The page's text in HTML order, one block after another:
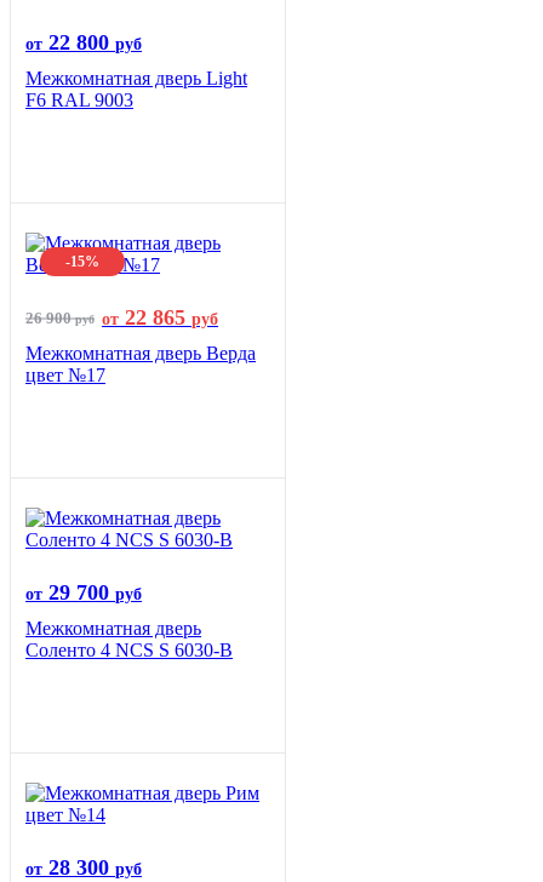
от 22 800 руб
Межкомнатная дверь Light
F6 RAL 9003
-15%
26 900руб от 22 865 руб
Межкомнатная дверь Верда
цвет №17
от 29 700 руб
Межкомнатная дверь
Соленто 4 NCS S 6030-B
от 28 300 руб